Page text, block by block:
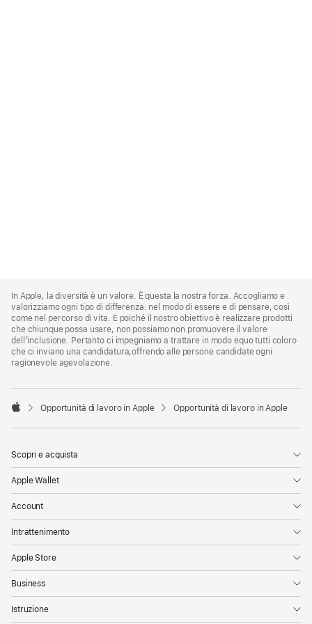
Footer
In Apple, la diversità è un valore. È questa la nostra forza. Accogliamo e
valorizziamo ogni tipo di differenza: nel modo di essere e di pensare, così
come nel percorso di vita. E poiché il nostro obiettivo è realizzare prodotti
che chiunque possa usare, non possiamo non promuovere il valore
dell’inclusione. Pertanto ci impegniamo a trattare in modo equo tutti coloro
che ci inviano una candidatura,offrendo alle persone candidate ogni
ragionevole agevolazione.

Opportunità di lavoro in Apple Opportunità di lavoro in Apple
Scopri e acquista
Apple Wallet
Account
Intrattenimento
Apple Store
Business
Istruzione